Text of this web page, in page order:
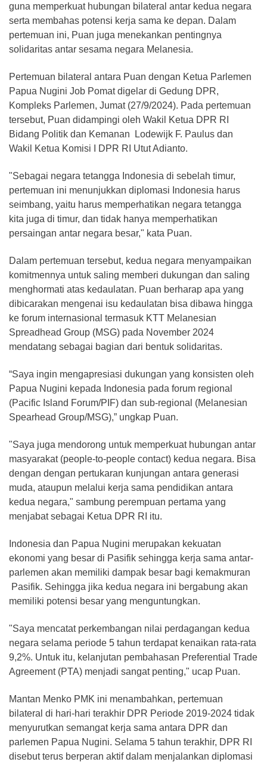
guna memperkuat hubungan bilateral antar kedua negara
serta membahas potensi kerja sama ke depan. Dalam
pertemuan ini, Puan juga menekankan pentingnya
solidaritas antar sesama negara Melanesia.
Pertemuan bilateral antara Puan dengan Ketua Parlemen
Papua Nugini Job Pomat digelar di Gedung DPR,
Kompleks Parlemen, Jumat (27/9/2024). Pada pertemuan
tersebut, Puan didampingi oleh Wakil Ketua DPR RI
Bidang Politik dan Kemanan Lodewijk F. Paulus dan
Wakil Ketua Komisi I DPR RI Utut Adianto.
"Sebagai negara tetangga Indonesia di sebelah timur,
pertemuan ini menunjukkan diplomasi Indonesia harus
seimbang, yaitu harus memperhatikan negara tetangga
kita juga di timur, dan tidak hanya memperhatikan
persaingan antar negara besar," kata Puan.
Dalam pertemuan tersebut, kedua negara menyampaikan
komitmennya untuk saling memberi dukungan dan saling
menghormati atas kedaulatan. Puan berharap apa yang
dibicarakan mengenai isu kedaulatan bisa dibawa hingga
ke forum internasional termasuk KTT Melanesian
Spreadhead Group (MSG) pada November 2024
mendatang sebagai bagian dari bentuk solidaritas.
“Saya ingin mengapresiasi dukungan yang konsisten oleh
Papua Nugini kepada Indonesia pada forum regional
(Pacific Island Forum/PIF) dan sub-regional (Melanesian
Spearhead Group/MSG),” ungkap Puan.
"Saya juga mendorong untuk memperkuat hubungan antar
masyarakat (people-to-people contact) kedua negara. Bisa
dengan dengan pertukaran kunjungan antara generasi
muda, ataupun melalui kerja sama pendidikan antara
kedua negara," sambung perempuan pertama yang
menjabat sebagai Ketua DPR RI itu.
Indonesia dan Papua Nugini merupakan kekuatan
ekonomi yang besar di Pasifik sehingga kerja sama antar-
parlemen akan memiliki dampak besar bagi kemakmuran
Pasifik. Sehingga jika kedua negara ini bergabung akan
memiliki potensi besar yang menguntungkan.
"Saya mencatat perkembangan nilai perdagangan kedua
negara selama periode 5 tahun terdapat kenaikan rata-rata
9,2%. Untuk itu, kelanjutan pembahasan Preferential Trade
Agreement (PTA) menjadi sangat penting," ucap Puan.
Mantan Menko PMK ini menambahkan, pertemuan
bilateral di hari-hari terakhir DPR Periode 2019-2024 tidak
menyurutkan semangat kerja sama antara DPR dan
parlemen Papua Nugini. Selama 5 tahun terakhir, DPR RI
disebut terus berperan aktif dalam menjalankan diplomasi